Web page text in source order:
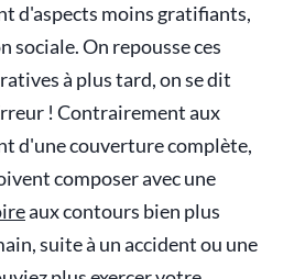
d'aspects moins gratifiants,
sociale. On repousse ces
à plus tard, on se dit
! Contrairement aux
d'une couverture complète,
composer avec une
aux contours bien plus
suite à un accident ou une